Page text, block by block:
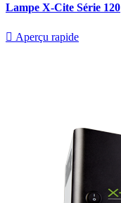
Lampe X-Cite Série 120
 Aperçu rapide